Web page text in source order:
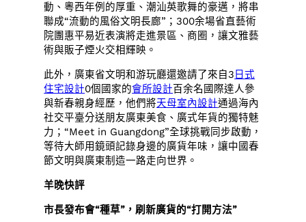
動、粵西年例的厚重、潮汕英歌舞的豪邁，將串
聯成“流動的風俗文明長廊”；300余場省直藝術
院團惠平易近表演將走進景區、商圈，讓文雅藝
術與販子煙火交相輝映。
此外，廣東省文明和游玩廳還邀請了來自3 日式
住宅設計0個國家的會所設計百余名國際達人參
與新春親身經歷，他們將天母室內設計通過海內
社交平臺分送朋友廣東美食、廣式年貨的獨特魅
力；“Meet in Guangdong”全球挑戰同步啟動，
等待大師用鏡頭記錄身邊的廣貨年味，讓中國春
節文明與廣東制造一路走向世界。
羊晚快評
市長發布會“種草”，刷新廣貨的“打開方法”